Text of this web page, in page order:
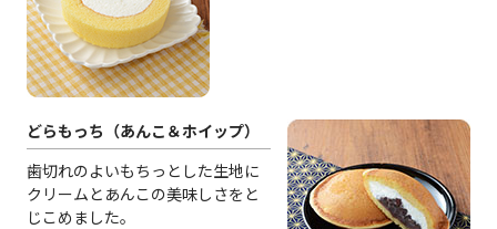
どらもっち（あんこ＆ホイップ）
歯切れのよいもちっとした生地に
クリームとあんこの美味しさをと
じこめました。